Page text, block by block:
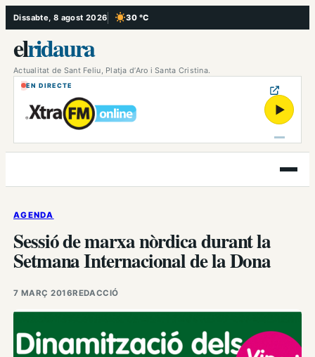
Vés
al
contingut
Dissabte, 8 agost 2026 30 °C
, Cel serè
elridaura
Actualitat de Sant Feliu, Platja d’Aro i Santa Cristina.
EN DIRECTE
▶
Obre
el
AGENDA
Sessió de marxa nòrdica durant la
Setmana Internacional de la Dona
7 MARÇ 2016REDACCIÓ